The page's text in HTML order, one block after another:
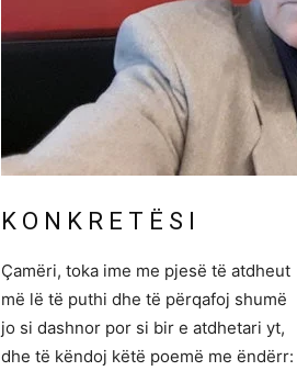
K O N K R E T Ë S I
Çamëri, toka ime me pjesë të atdheut
më lë të puthi dhe të përqafoj shumë
jo si dashnor por si bir e atdhetari yt,
dhe të këndoj këtë poemë me ëndërr: